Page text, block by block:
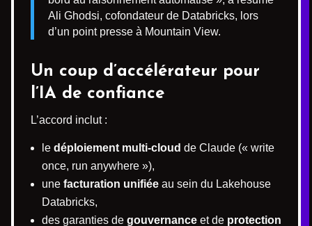
Ali Ghodsi, cofondateur de Databricks, lors
d’un point presse à Mountain View.
Un coup d’accélérateur pour
l’IA de confiance
L’accord inclut :
le déploiement multi-cloud de Claude (« write
once, run anywhere »),
une facturation unifiée au sein du Lakehouse
Databricks,
des garanties de gouvernance et de protection